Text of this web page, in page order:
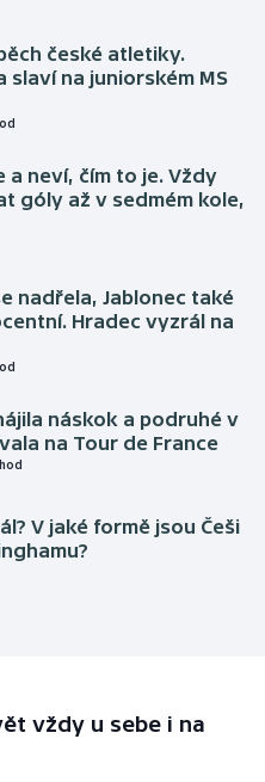
české atletiky.
slaví na juniorském MS
a neví, čím to je. Vždy
góly až v sedmém kole,
nadřela, Jablonec také
Hradec vyzrál na
náskok a podruhé v
na Tour de France
V jaké formě jsou Češi
vždy u sebe i na